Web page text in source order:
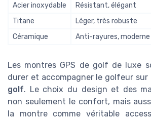
Acier inoxydable
Résistant, élégant
Titane
Léger, très robuste
Céramique
Anti-rayures, moderne
Les montres GPS de golf de luxe
durer et accompagner le golfeur sur
golf. Le choix du design et des
non seulement le confort, mais
la montre comme véritable